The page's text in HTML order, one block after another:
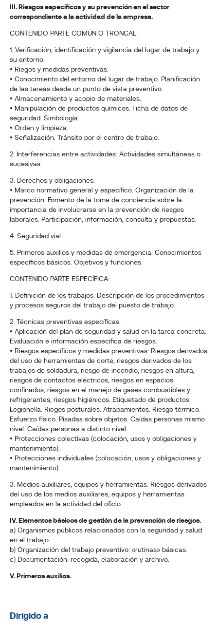
III. Riesgos específicos y su prevención en el sector
correspondiente a la actividad de la empresa.
CONTENIDO PARTE COMÚN O TRONCAL:
1. Verificación, identificación y vigilancia del lugar de trabajo y
su entorno.
• Riegos y medidas preventivas.
• Conocimiento del entorno del lugar de trabajo. Planificación
de las tareas desde un punto de vista preventivo.
• Almacenamiento y acopio de materiales.
• Manipulación de productos químicos. Ficha de datos de
seguridad. Simbología.
• Orden y limpieza.
• Señalización. Tránsito por el centro de trabajo.
2. Interferencias entre actividades: Actividades simultáneas o
sucesivas.
3. Derechos y obligaciones.
• Marco normativo general y específico. Organización de la
prevención. Fomento de la toma de conciencia sobre la
importancia de involucrarse en la prevención de riesgos
laborales. Participación, información, consulta y propuestas.
4. Seguridad vial.
5. Primeros auxilios y medidas de emergencia. Conocimientos
específicos básicos. Objetivos y funciones.
CONTENIDO PARTE ESPECÍFICA:
1. Definición de los trabajos: Descripción de los procedimientos
y procesos seguros del trabajo del puesto de trabajo.
2. Técnicas preventivas específicas.
• Aplicación del plan de seguridad y salud en la tarea concreta.
Evaluación e información específica de riesgos.
• Riesgos específicos y medidas preventivas: Riesgos derivados
del uso de herramientas de corte, riesgos derivados de los
trabajos de soldadura, riesgo de incendio, riesgos en altura,
riesgos de contactos eléctricos, riesgos en espacios
confinados, riesgos en el manejo de gases combustibles y
refrigerantes, riesgos higiénicos. Etiquetado de productos.
Legionella. Riegos posturales. Atrapamientos. Riesgo térmico.
Esfuerzo físico. Pisadas sobre objetos. Caídas personas mismo
nivel. Caídas personas a distinto nivel.
• Protecciones colectivas (colocación, usos y obligaciones y
mantenimiento).
• Protecciones individuales (colocación, usos y obligaciones y
mantenimiento).
3. Medios auxiliares, equipos y herramientas: Riesgos derivados
del uso de los medios auxiliares, equipos y herramientas
empleados en la actividad del oficio.
IV. Elementos básicos de gestión de la prevención de riesgos.
a) Organismos públicos relacionados con la seguridad y salud
en el trabajo.
b) Organización del trabajo preventivo: «rutinas» básicas.
c) Documentación: recogida, elaboración y archivo.
V. Primeros auxilios.
Dirigido a